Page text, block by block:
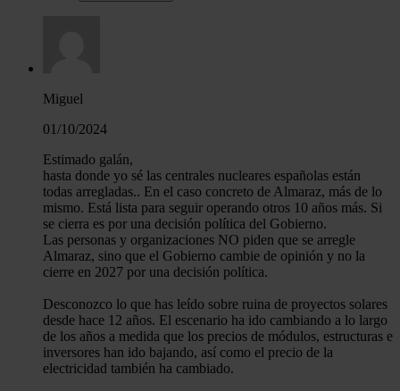
Miguel
01/10/2024
Estimado galán,
hasta donde yo sé las centrales nucleares españolas están
todas arregladas.. En el caso concreto de Almaraz, más de lo
mismo. Está lista para seguir operando otros 10 años más. Si
se cierra es por una decisión política del Gobierno.
Las personas y organizaciones NO piden que se arregle
Almaraz, sino que el Gobierno cambie de opinión y no la
cierre en 2027 por una decisión política.
Desconozco lo que has leído sobre ruina de proyectos solares
desde hace 12 años. El escenario ha ido cambiando a lo largo
de los años a medida que los precios de módulos, estructuras e
inversores han ido bajando, así como el precio de la
electricidad también ha cambiado.